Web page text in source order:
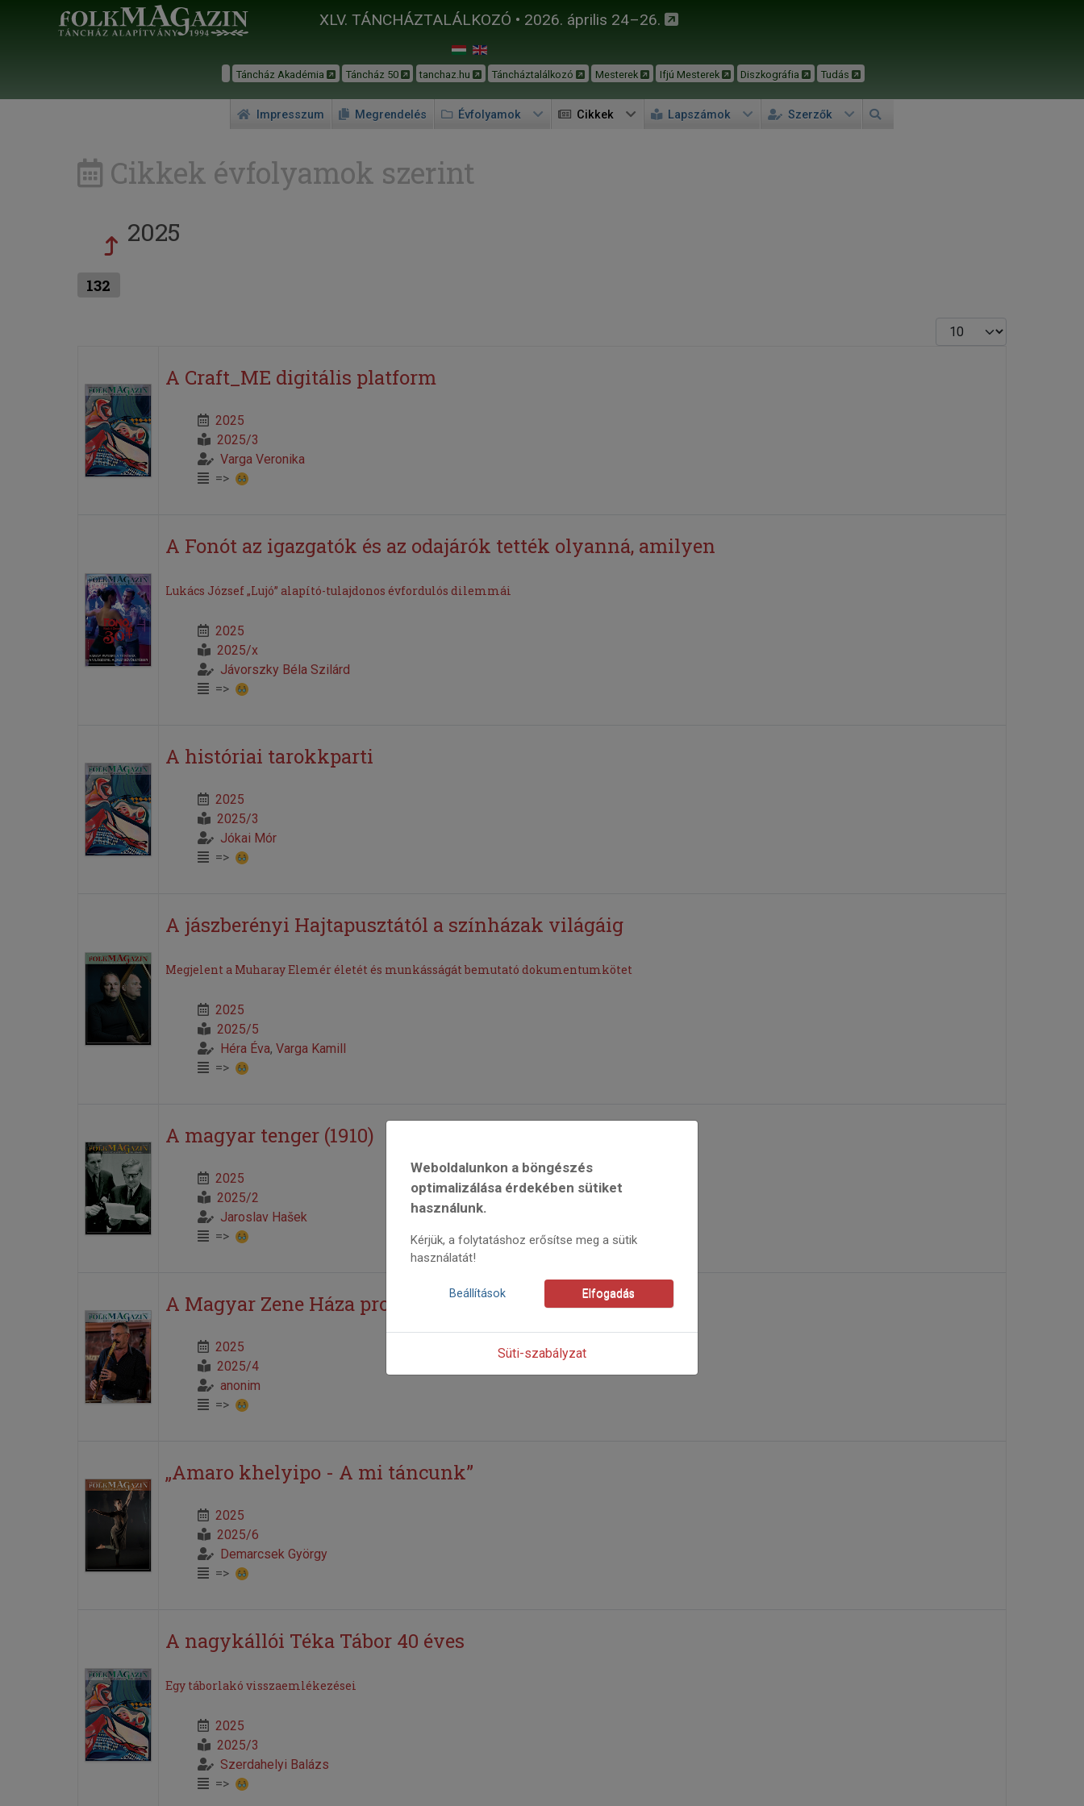
XLV. TÁNCHÁZTALÁLKOZÓ • 2026. április 24–26.
Táncház Akadémia Táncház 50 tanchaz.hu Táncháztalálkozó Mesterek Ifjú Mesterek Diszkográfia Tudás
Impresszum Megrendelés Évfolyamok Cikkek Lapszámok Szerzők
Cikkek évfolyamok szerint
2025
132
Tételek #
A Craft_ME digitális platform
2025
2025/3
Varga Veronika
=>
A Fonót az igazgatók és az odajárók tették olyanná, amilyen
Lukács József „Lujó” alapító-tulajdonos évfordulós dilemmái
2025
2025/x
Jávorszky Béla Szilárd
=>
A históriai tarokkparti
2025
2025/3
Jókai Mór
=>
A jászberényi Hajtapusztától a színházak világáig
Megjelent a Muharay Elemér életét és munkásságát bemutató dokumentumkötet
2025
2025/5
Héra Éva, Varga Kamill
=>
A magyar tenger (1910)
2025
2025/2
Jaroslav Hašek
=>
A Magyar Zene Háza programjából
2025
2025/4
anonim
=>
„Amaro khelyipo - A mi táncunk”
2025
2025/6
Demarcsek György
=>
A nagykállói Téka Tábor 40 éves
Egy táborlakó visszaemlékezései
2025
2025/3
Szerdahelyi Balázs
=>
Weboldalunkon a böngészés
optimalizálása érdekében sütiket
használunk.
Kérjük, a folytatáshoz erősítse meg a sütik
használatát!
Beállítások Elfogadás
Süti-szabályzat